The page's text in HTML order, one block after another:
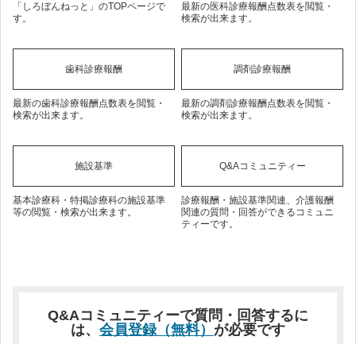
「しろぼんねっと」のTOPページで
す。
最新の医科診療報酬点数表を閲覧・
検索が出来ます。
歯科診療報酬
最新の歯科診療報酬点数表を閲覧・
検索が出来ます。
調剤診療報酬
最新の調剤診療報酬点数表を閲覧・
検索が出来ます。
施設基準
基本診療科・特掲診療科の施設基準
等の閲覧・検索が出来ます。
Q&Aコミュニティー
診療報酬・施設基準関連、介護報酬
関連の質問・回答ができるコミュニ
ティーです。
Q&Aコミュニティーで質問・回答するに
は、 会員登録（無料） が必要です